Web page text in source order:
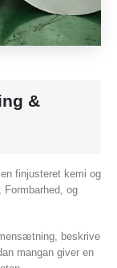
&
finjusteret kemi og
Formbarhed, og
beskrive
mangan giver en